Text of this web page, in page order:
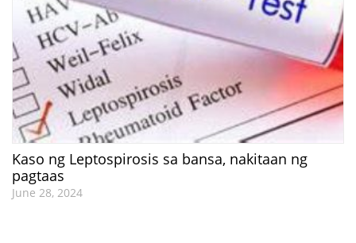
Kaso ng Leptospirosis sa bansa, nakitaan ng
pagtaas
June 28, 2024